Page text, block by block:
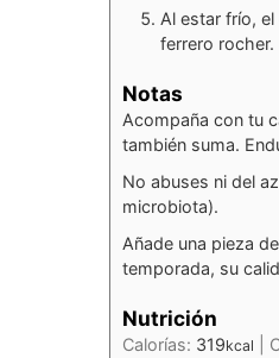
Al estar frío,
ferrero
Notas
Acompaña con tu
también suma.
No abuses ni del
microbiota).
Añade una pieza
temporada, su
Nutrición
Calorías: 319kcal